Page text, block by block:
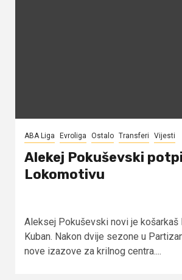
ABA Liga Evroliga Ostalo Transferi Vijesti
Alekej Pokuševski
Lokomotivu
Aleksej Pokuševski novi je košarkaš
Kuban. Nakon dvije sezone u
nove izazove za krilnog centra....